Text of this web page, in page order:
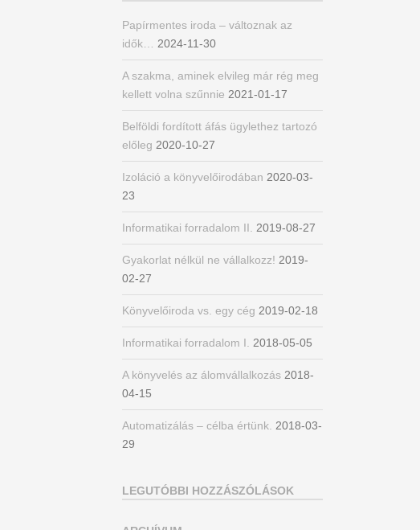
Papírmentes iroda – változnak az
idők… 2024-11-30
A szakma, aminek elvileg már rég meg
kellett volna szűnnie 2021-01-17
Belföldi fordított áfás ügylethez tartozó
előleg 2020-10-27
Izoláció a könyvelőirodában 2020-03-
23
Informatikai forradalom II. 2019-08-27
Gyakorlat nélkül ne vállalkozz! 2019-
02-27
Könyvelőiroda vs. egy cég 2019-02-18
Informatikai forradalom I. 2018-05-05
A könyvelés az álomvállalkozás 2018-
04-15
Automatizálás – célba értünk. 2018-03-
29
LEGUTÓBBI HOZZÁSZÓLÁSOK